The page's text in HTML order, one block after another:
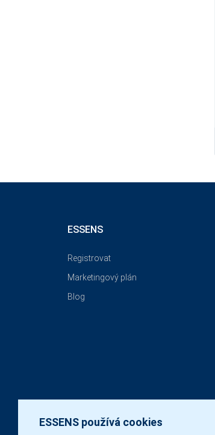
ESSENS používá cookies
ESSENS
Registrovat
Marketingový plán
Blog